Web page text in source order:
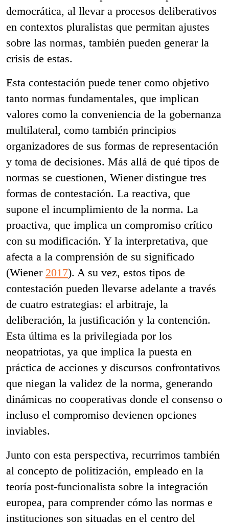
democrática, al llevar a procesos deliberativos
en contextos pluralistas que permitan ajustes
sobre las normas, también pueden generar la
crisis de estas.
Esta contestación puede tener como objetivo
tanto normas fundamentales, que implican
valores como la conveniencia de la gobernanza
multilateral, como también principios
organizadores de sus formas de representación
y toma de decisiones. Más allá de qué tipos de
normas se cuestionen, Wiener distingue tres
formas de contestación. La reactiva, que
supone el incumplimiento de la norma. La
proactiva, que implica un compromiso crítico
con su modificación. Y la interpretativa, que
afecta a la comprensión de su significado
(Wiener 2017). A su vez, estos tipos de
contestación pueden llevarse adelante a través
de cuatro estrategias: el arbitraje, la
deliberación, la justificación y la contención.
Esta última es la privilegiada por los
neopatriotas, ya que implica la puesta en
práctica de acciones y discursos confrontativos
que niegan la validez de la norma, generando
dinámicas no cooperativas donde el consenso o
incluso el compromiso devienen opciones
inviables.
Junto con esta perspectiva, recurrimos también
al concepto de politización, empleado en la
teoría post-funcionalista sobre la integración
europea, para comprender cómo las normas e
instituciones son situadas en el centro del